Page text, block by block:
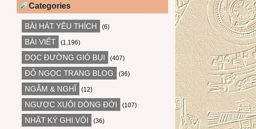
Categories
BÀI HÁT YÊU THÍCH (6)
BÀI VIẾT (1,196)
DỌC ĐƯỜNG GIÓ BỤI (407)
ĐỖ NGỌC TRANG BLOG (36)
NGẪM & NGHĨ (12)
NGƯỢC XUÔI DÒNG ĐỜI (107)
NHẬT KÝ GHI VỘI (36)